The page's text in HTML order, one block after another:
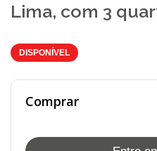
Lima, com 3
DISPONÍVEL
Comprar